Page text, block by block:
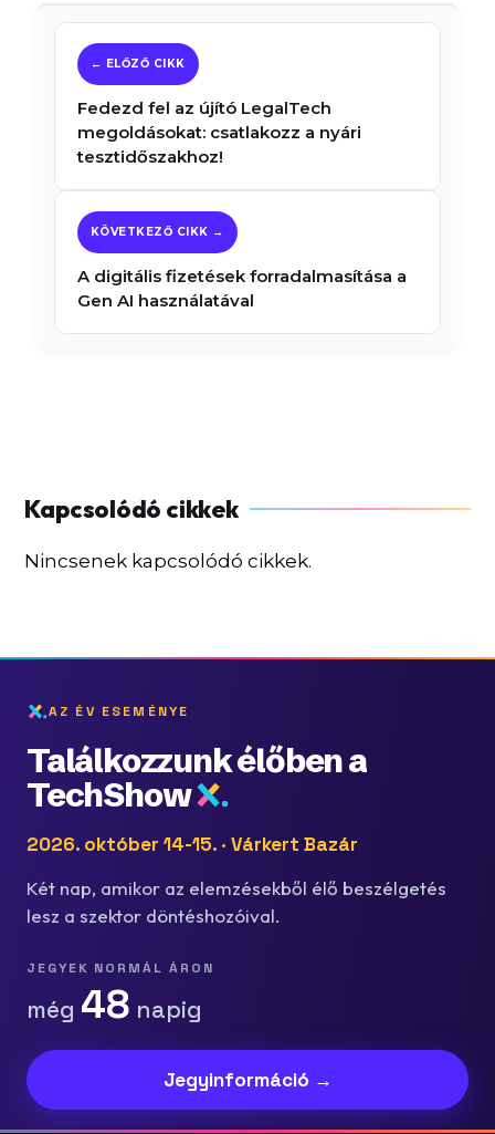
Fedezd fel az újító LegalTech
megoldásokat: csatlakozz a nyári
tesztidőszakhoz!
A digitális fizetések forradalmasítása a
Gen AI használatával
Nincsenek kapcsolódó cikkek.
AZ ÉV ESEMÉNYE
Találkozzunk élőben a
TechShow
2026. október 14-15. · Várkert Bazár
Két nap, amikor az elemzésekből élő beszélgetés
lesz a szektor döntéshozóival.
JEGYEK NORMÁL ÁRON
még 48 napig
Jegyinformáció →